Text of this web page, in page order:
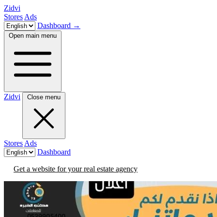
Zidvi
Stores Ads
Dashboard →
Open main menu
Zidvi Close menu
Stores Ads
Dashboard
Get a website for your real estate agency